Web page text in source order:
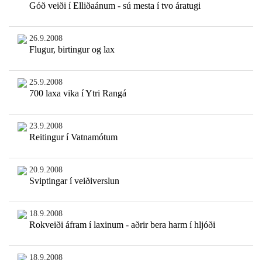
Góð veiði í Elliðaánum - sú mesta í tvo áratugi
26.9.2008
Flugur, birtingur og lax
25.9.2008
700 laxa vika í Ytri Rangá
23.9.2008
Reitingur í Vatnamótum
20.9.2008
Sviptingar í veiðiverslun
18.9.2008
Rokveiði áfram í laxinum - aðrir bera harm í hljóði
18.9.2008